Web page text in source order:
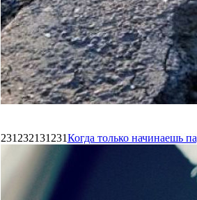
231232131231Когда только начинаешь